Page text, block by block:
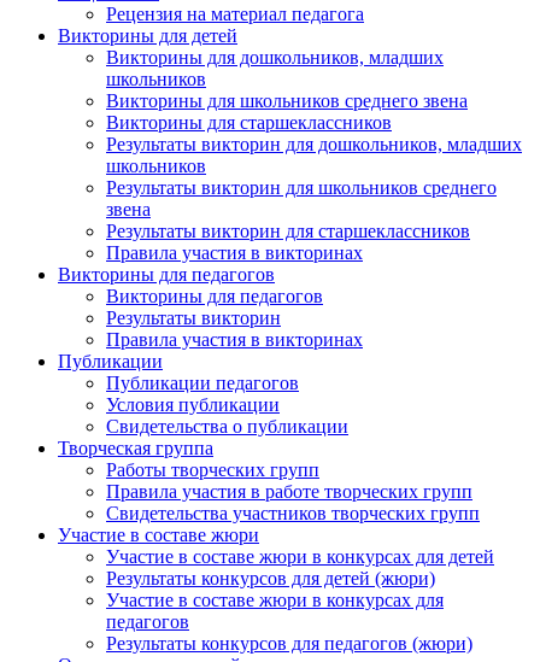
Рецензия на материал педагога
Викторины для детей
Викторины для дошкольников, младших
школьников
Викторины для школьников среднего звена
Викторины для старшеклассников
Результаты викторин для дошкольников, младших
школьников
Результаты викторин для школьников среднего
звена
Результаты викторин для старшеклассников
Правила участия в викторинах
Викторины для педагогов
Викторины для педагогов
Результаты викторин
Правила участия в викторинах
Публикации
Публикации педагогов
Условия публикации
Свидетельства о публикации
Творческая группа
Работы творческих групп
Правила участия в работе творческих групп
Свидетельства участников творческих групп
Участие в составе жюри
Участие в составе жюри в конкурсах для детей
Результаты конкурсов для детей (жюри)
Участие в составе жюри в конкурсах для
педагогов
Результаты конкурсов для педагогов (жюри)